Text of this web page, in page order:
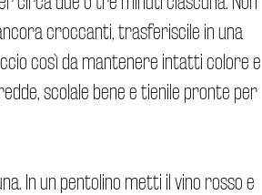
croccanti, trasferiscile in una
così da mantenere intatti colore e
scolale bene e tienile pronte per
In un pentolino metti il vino rosso e